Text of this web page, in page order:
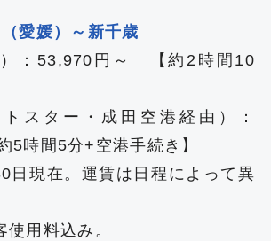
愛媛）～新千歳
：53,970円～ 【約2時間10
スター・成田空港経由）：
5時間5分+空港手続き】
現在。運賃は日程によって異
用料込み。